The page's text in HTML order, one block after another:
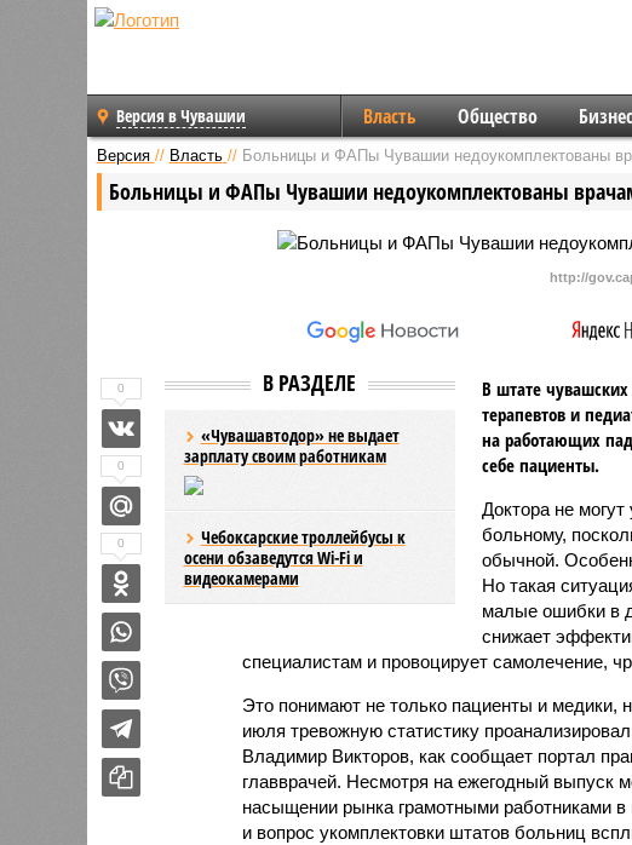
Версия в Чувашии Власть Общество Бизнес
Версия // Власть // Больницы и ФАПы Чувашии недоукомплектованы
Больницы и ФАПы Чувашии недоукомплектованы
http://
В РАЗДЕЛЕ
«Чувашавтодор» не выдает
зарплату своим работникам
Чебоксарские троллейбусы к
осени обзаведутся Wi-Fi и
видеокамерами
В штате
терапевтов и
на работающих
себе пациенты.
Доктора не
больному,
обычной.
Но такая
малые ошибки в
снижает
специалистам и провоцирует самолечение,
Это понимают не только пациенты и медики,
июля тревожную статистику
Владимир Викторов, как сообщает портал
главврачей. Несмотря на ежегодный
насыщении рынка грамотными работниками
и вопрос укомплектовки штатов больниц
0
0
0